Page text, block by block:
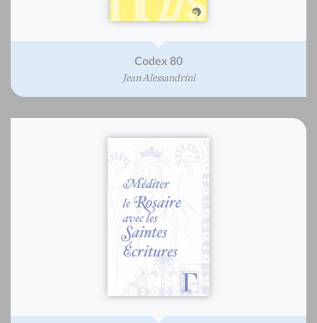
Codex 80
Jean Alessandrini